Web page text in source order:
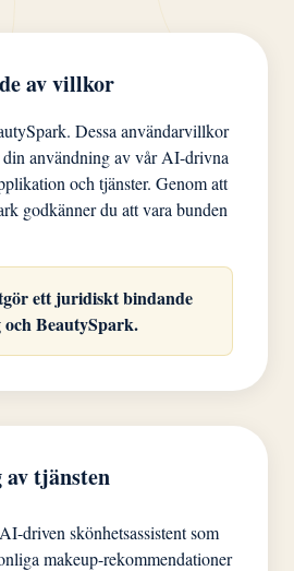
av villkor
Dessa användarvillkor
användning av vår AI-drivna
och tjänster. Genom att
godkänner du att vara bunden
ett juridiskt bindande
BeautySpark.
tjänsten
driven skönhetsassistent som
makeup-rekommendationer